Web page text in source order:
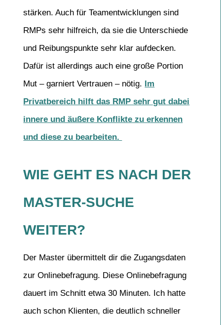
stärken. Auch für Teamentwicklungen sind
RMPs sehr hilfreich, da sie die Unterschiede
und Reibungspunkte sehr klar aufdecken.
Dafür ist allerdings auch eine große Portion
Mut – garniert Vertrauen – nötig. Im
Privatbereich hilft das RMP sehr gut dabei
innere und äußere Konflikte zu erkennen
und diese zu bearbeiten.
WIE GEHT ES NACH DER
MASTER-SUCHE
WEITER?
Der Master übermittelt dir die Zugangsdaten
zur Onlinebefragung. Diese Onlinebefragung
dauert im Schnitt etwa 30 Minuten. Ich hatte
auch schon Klienten, die deutlich schneller